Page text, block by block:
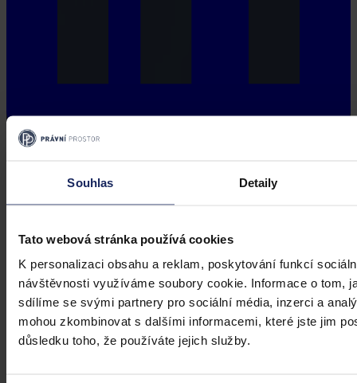
Souhlas Detaily
Tato webová stránka používá cookies
K personalizaci obsahu a reklam, poskytování funkcí
návštěvnosti využíváme soubory cookie. Informace o tom,
sdílíme se svými partnery pro sociální média, inzerci a
mohou zkombinovat s dalšími informacemi, které jste jim
důsledku toho, že používáte jejich služby.